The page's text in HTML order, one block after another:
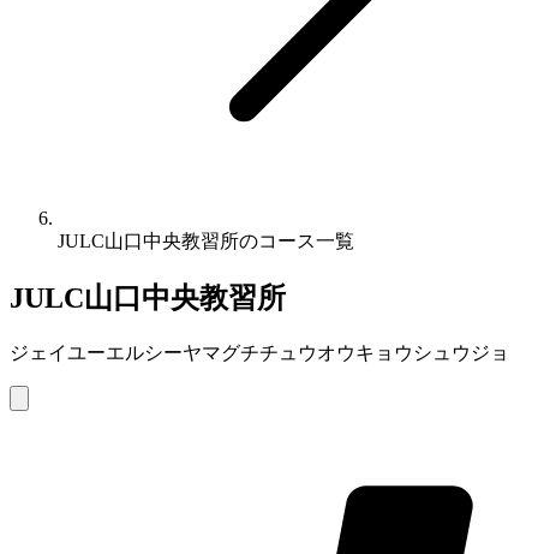
JULC山口中央教習所のコース一覧
JULC山口中央教習所
ジェイユーエルシーヤマグチチュウオウキョウシュウジョ